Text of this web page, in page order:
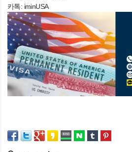
카톡: iminUSA